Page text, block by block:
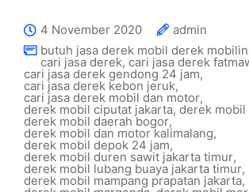
4 November 2020
admin
butuh jasa derek mobil derek
cari jasa derek, cari jasa derek
cari jasa derek gendong 24 jam,
cari jasa derek kebon jeruk,
cari jasa derek mobil dan motor,
derek mobil ciputat jakarta, derek mobil
derek mobil daerah bogor,
derek mobil dan motor kalimalang,
derek mobil depok 24 jam,
derek mobil duren sawit jakarta timur,
derek mobil lubang buaya jakarta timur,
derek mobil mampang prapatan jakarta,